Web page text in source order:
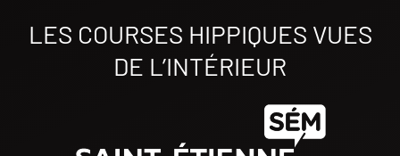
LES COURSES HIPPIQUES VUES
DE L’INTÉRIEUR